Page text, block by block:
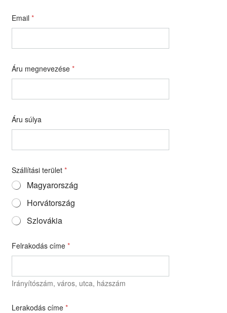
Email *
Áru megnevezése *
Áru súlya
Szállítási terület *
Magyarország
Horvátország
Szlovákia
Felrakodás címe *
Irányítószám, város, utca, házszám
Lerakodás címe *